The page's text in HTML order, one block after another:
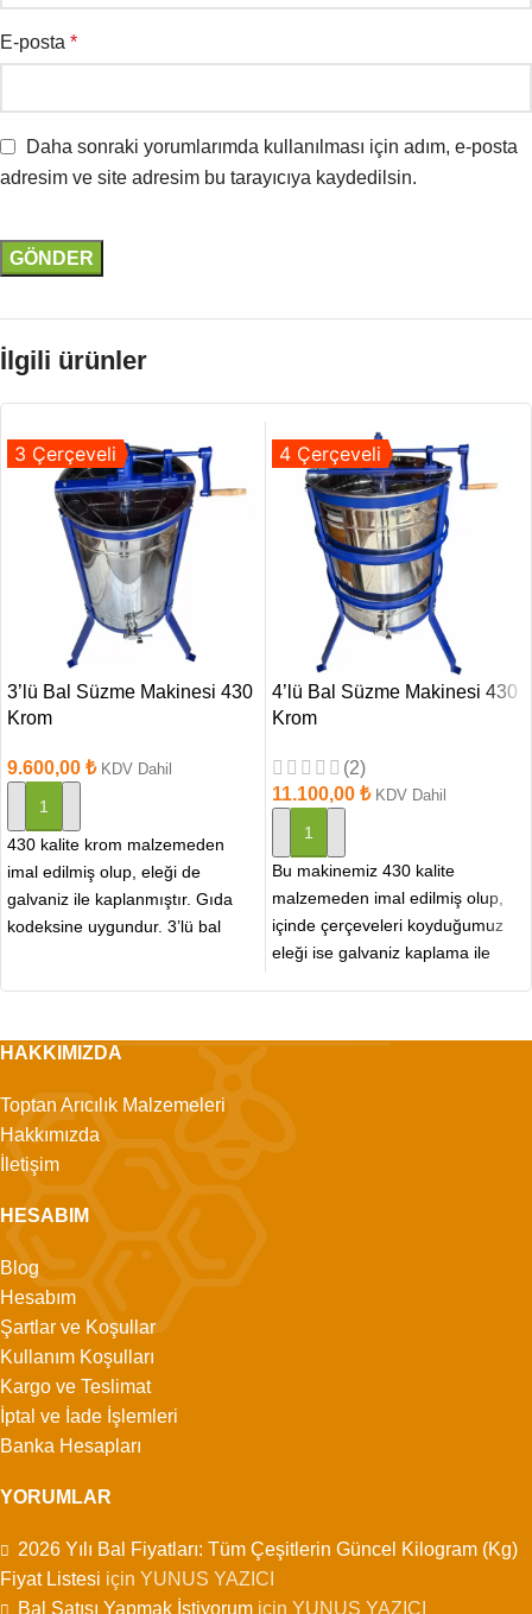
E-posta *
Daha sonraki yorumlarımda kullanılması için adım, e-posta
adresim ve site adresim bu tarayıcıya kaydedilsin.
İlgili ürünler
3 Çerçeveli
3’lü Bal Süzme Makinesi 430
Krom
9.600,00 ₺ KDV Dahil
SEPETE EKLE
430 kalite krom malzemeden
imal edilmiş olup, eleği de
galvaniz ile kaplanmıştır. Gıda
kodeksine uygundur. 3’lü bal
4 Çerçeveli
4’lü Bal Süzme Makinesi 430
Krom
(2)
11.100,00 ₺ KDV Dahil
SEPETE EKLE
Bu makinemiz 430 kalite
malzemeden imal edilmiş olup,
içinde çerçeveleri koyduğumuz
eleği ise galvaniz kaplama ile
HAKKIMIZDA
Toptan Arıcılık Malzemeleri
Hakkımızda
İletişim
HESABIM
Blog
Hesabım
Şartlar ve Koşullar
Kullanım Koşulları
Kargo ve Teslimat
İptal ve İade İşlemleri
Banka Hesapları
YORUMLAR
2026 Yılı Bal Fiyatları: Tüm Çeşitlerin Güncel Kilogram (Kg)
Fiyat Listesi için YUNUS YAZICI
Bal Satışı Yapmak İstiyorum için YUNUS YAZICI